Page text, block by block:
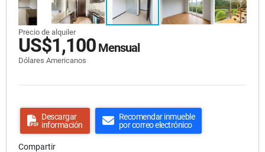
Precio de alquiler
US$1,100 Mensual
Dólares Americanos
Descargar
información
Recomendar inmueble
por correo electrónico
Compartir